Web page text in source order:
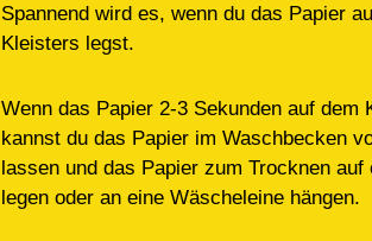
Spannend wird es, wenn du das Papier
Kleisters legst.
Wenn das Papier 2-3 Sekunden auf dem
kannst du das Papier im Waschbecken
lassen und das Papier zum Trocknen auf
legen oder an eine Wäscheleine hängen.